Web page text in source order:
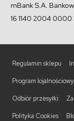
mBank S.A.
16 1140 2004 0000
Regulamin sklepu
Program lojalnościowy
Odbiór przesyłki
Polityka Cookies